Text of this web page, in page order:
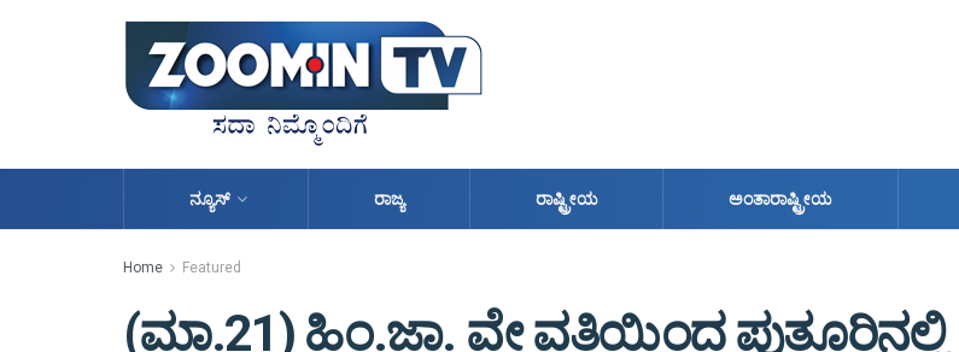
ನ್ಯೂಸ್ ರಾಜ್ಯ ರಾಷ್ಟ್ರೀಯ ಅಂತಾರಾಷ್ಟ್ರೀಯ
Home Featured
(ಮಾ.21) ಹಿಂ.ಜಾ. ವೇ ವತಿಯಿಂದ ಪುತ್ತೂರಿನಲ್ಲಿ